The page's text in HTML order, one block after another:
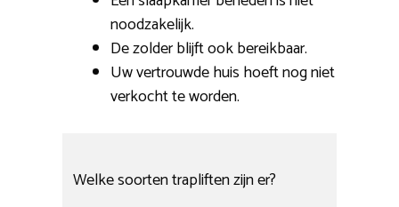
noodzakelijk.
De zolder blijft ook bereikbaar.
Uw vertrouwde huis hoeft nog niet
verkocht te worden.
Welke soorten trapliften zijn er?